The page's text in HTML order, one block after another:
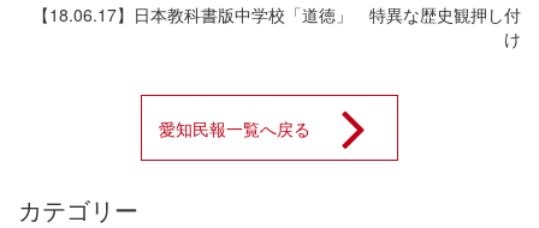
【18.06.17】日本教科書版中学校「道徳」 特異な歴史観押し付
け
愛知民報一覧へ戻る
カテゴリー